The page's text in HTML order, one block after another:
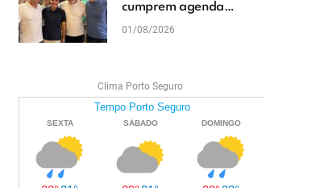
cumprem agenda
política em Teixeira de
01/08/2026
Clima Porto Seguro